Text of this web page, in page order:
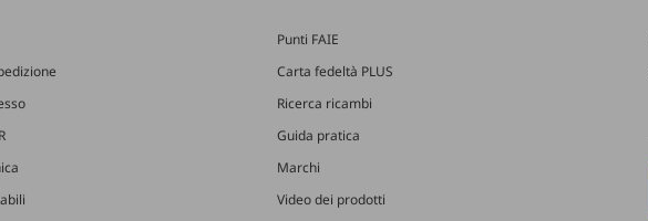
Punti FAIE
Carta fedeltà PLUS
Ricerca ricambi
Guida pratica
Marchi
Video dei prodotti